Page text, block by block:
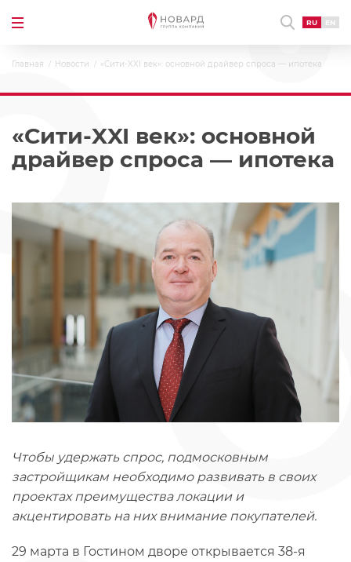
RU EN
Главная Новости «Сити-XXI век»: основной драйвер спроса — ипотека
«Сити-XXI век»: основной
драйвер спроса — ипотека
Чтобы удержать спрос, подмосковным
застройщикам необходимо развивать в своих
проектах преимущества локации и
акцентировать на них внимание покупателей.
29 марта в Гостином дворе открывается 38-я